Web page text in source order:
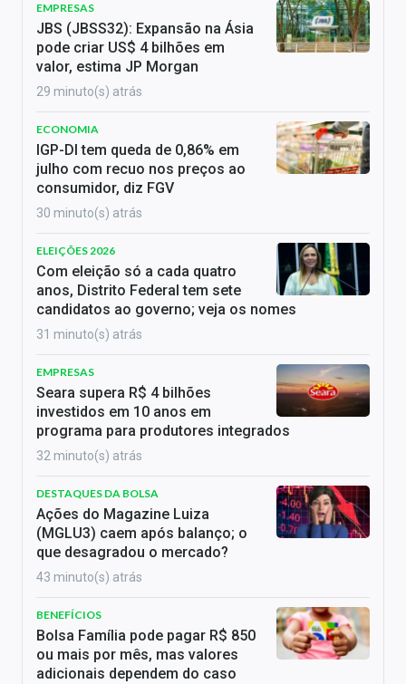
EMPRESAS
JBS (JBSS32): Expansão na Ásia
pode criar US$ 4 bilhões em
valor, estima JP Morgan
29 minuto(s) atrás
ECONOMIA
IGP-DI tem queda de 0,86% em
julho com recuo nos preços ao
consumidor, diz FGV
30 minuto(s) atrás
ELEIÇÕES 2026
Com eleição só a cada quatro
anos, Distrito Federal tem sete
candidatos ao governo; veja os nomes
31 minuto(s) atrás
EMPRESAS
Seara supera R$ 4 bilhões
investidos em 10 anos em
programa para produtores integrados
32 minuto(s) atrás
DESTAQUES DA BOLSA
Ações do Magazine Luiza
(MGLU3) caem após balanço; o
que desagradou o mercado?
43 minuto(s) atrás
BENEFÍCIOS
Bolsa Família pode pagar R$ 850
ou mais por mês, mas valores
adicionais dependem do caso